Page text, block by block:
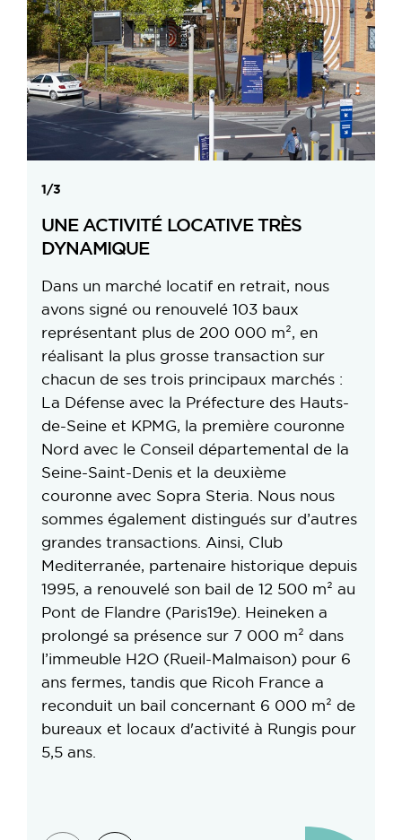
1/3
UNE ACTIVITÉ LOCATIVE TRÈS
DYNAMIQUE
Dans un marché locatif en retrait, nous
avons signé ou renouvelé 103 baux
représentant plus de 200 000 m², en
réalisant la plus grosse transaction sur
chacun de ses trois principaux marchés :
La Défense avec la Préfecture des Hauts-
de-Seine et KPMG, la première couronne
Nord avec le Conseil départemental de la
Seine-Saint-Denis et la deuxième
couronne avec Sopra Steria. Nous nous
sommes également distingués sur d’autres
grandes transactions. Ainsi, Club
Mediterranée, partenaire historique depuis
1995, a renouvelé son bail de 12 500 m² au
Pont de Flandre (Paris19e). Heineken a
prolongé sa présence sur 7 000 m² dans
l’immeuble H2O (Rueil-Malmaison) pour 6
ans fermes, tandis que Ricoh France a
reconduit un bail concernant 6 000 m² de
bureaux et locaux d'activité à Rungis pour
5,5 ans.